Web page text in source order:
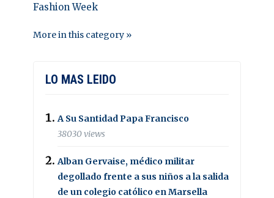
Fashion Week
More in this category »
LO MAS LEIDO
A Su Santidad Papa Francisco
38030 views
Alban Gervaise, médico militar
degollado frente a sus niños a la salida
de un colegio católico en Marsella